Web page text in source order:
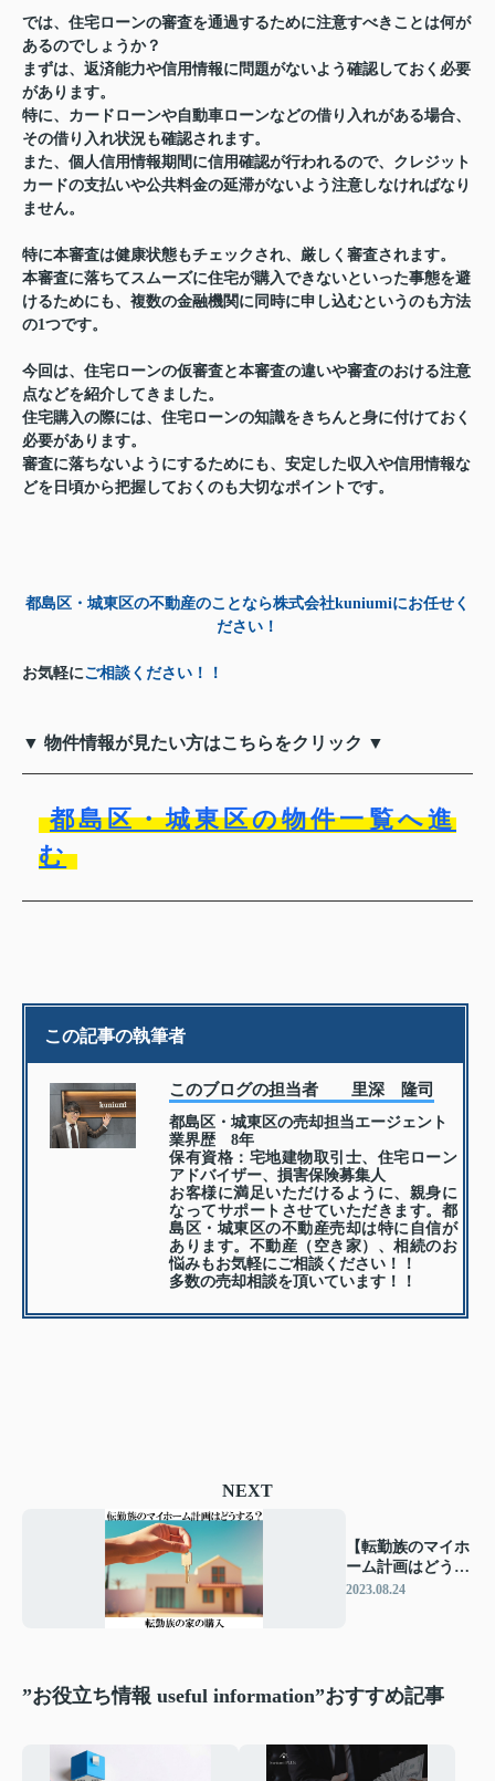
では、住宅ローンの審査を通過するために注意すべきことは何が
あるのでしょうか？
まずは、返済能力や信用情報に問題がないよう確認しておく必要
があります。
特に、カードローンや自動車ローンなどの借り入れがある場合、
その借り入れ状況も確認されます。
また、個人信用情報期間に信用確認が行われるので、クレジット
カードの支払いや公共料金の延滞がないよう注意しなければなり
ません。
特に本審査は健康状態もチェックされ、厳しく審査されます。
本審査に落ちてスムーズに住宅が購入できないといった事態を避
けるためにも、複数の金融機関に同時に申し込むというのも方法
の1つです。
今回は、住宅ローンの仮審査と本審査の違いや審査のおける注意
点などを紹介してきました。
住宅購入の際には、住宅ローンの知識をきちんと身に付けておく
必要があります。
審査に落ちないようにするためにも、安定した収入や信用情報な
どを日頃から把握しておくのも大切なポイントです。
都島区・城東区の不動産のことなら株式会社kuniumiにお任せく
ださい！
お気軽にご相談ください！！
▼ 物件情報が見たい方はこちらをクリック ▼
都島区・城東区の物件一覧へ進
む
この記事の執筆者
このブログの担当者 里深 隆司
都島区・城東区の売却担当エージェント
業界歴 8年
保有資格：宅地建物取引士、住宅ローン
アドバイザー、損害保険募集人
お客様に満足いただけるように、親身に
なってサポートさせていただきます。都
島区・城東区の不動産売却は特に自信が
あります。不動産（空き家）、相続のお
悩みもお気軽にご相談ください！！
多数の売却相談を頂いています！！
NEXT
【転勤族のマイホ
ーム計画はどうす
る？転勤族の家の
2023.08.24
”お役立ち情報 useful information”おすすめ記事